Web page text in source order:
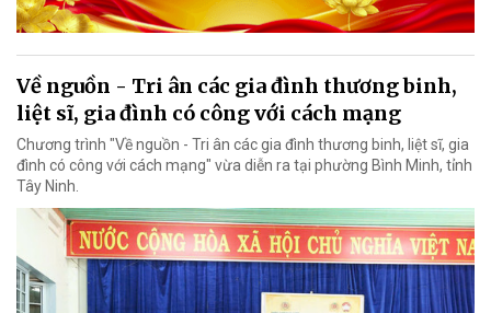
Về nguồn - Tri ân các gia đình thương binh,
liệt sĩ, gia đình có công với cách mạng
Chương trình "Về nguồn - Tri ân các gia đình thương binh, liệt sĩ, gia
đình có công với cách mạng" vừa diễn ra tại phường Bình Minh, tỉnh
Tây Ninh.